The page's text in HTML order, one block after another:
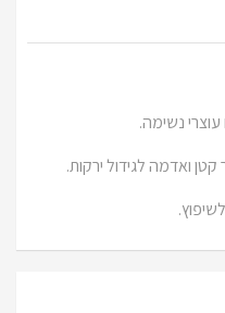
נשימה.
ואדמה לגידול ירקות.